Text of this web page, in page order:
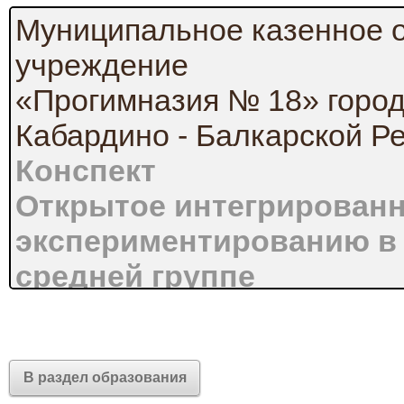
Муниципальное казенное
учреждение
«Прогимназия № 18»
Кабардино - Балкарской
Конспект
Открытое
экспериментированию в
средней группе
Тарлоева Марианна
В раздел образования